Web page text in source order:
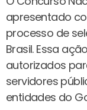
apresentado
processo de
Brasil. Essa
autorizados
servidores
entidades do